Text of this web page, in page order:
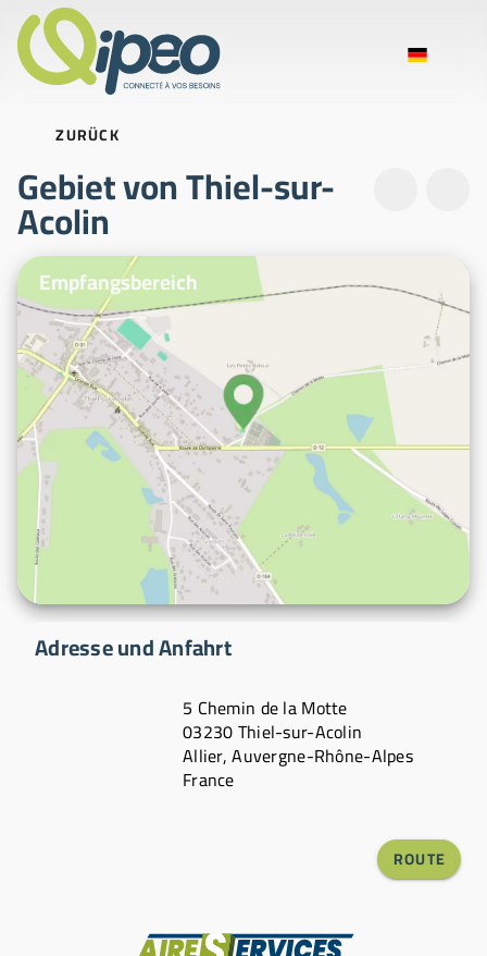
ZURÜCK
Gebiet von Thiel-sur-
Acolin
Beispielfotos
Empfangsbereich
Adresse und Anfahrt
5 Chemin de la Motte
03230 Thiel-sur-Acolin
Allier, Auvergne-Rhône-Alpes
France
ROUTE